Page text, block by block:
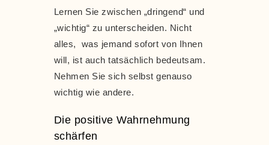
Lernen Sie zwischen „dringend“ und
„wichtig“ zu unterscheiden. Nicht
alles, was jemand sofort von Ihnen
will, ist auch tatsächlich bedeutsam.
Nehmen Sie sich selbst genauso
wichtig wie andere.
Die positive Wahrnehmung
schärfen